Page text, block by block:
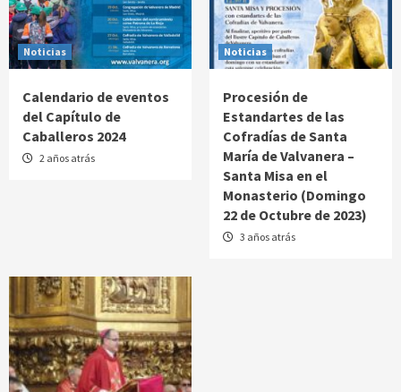
Noticias
Calendario de eventos
del Capítulo de
Caballeros 2024
2 años atrás
Noticias
Procesión de
Estandartes de las
Cofradías de Santa
María de Valvanera –
Santa Misa en el
Monasterio (Domingo
22 de Octubre de 2023)
3 años atrás